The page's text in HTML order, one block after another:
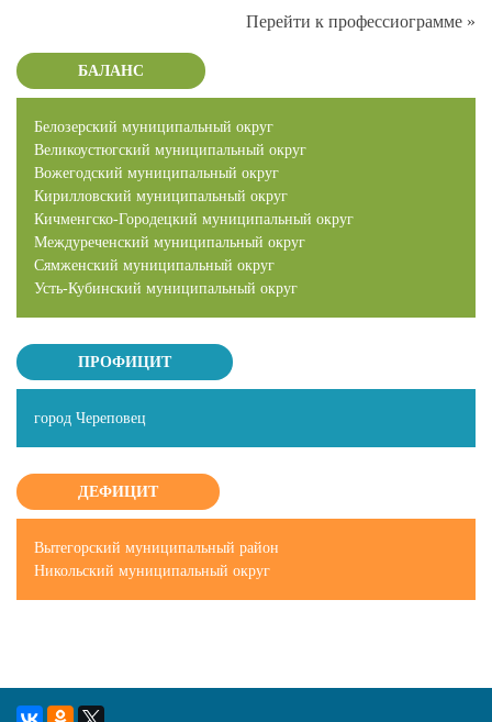
Перейти к профессиограмме »
БАЛАНС
Белозерский муниципальный округ
Великоустюгский муниципальный округ
Вожегодский муниципальный округ
Кирилловский муниципальный округ
Кичменгско-Городецкий муниципальный округ
Междуреченский муниципальный округ
Сямженский муниципальный округ
Усть-Кубинский муниципальный округ
ПРОФИЦИТ
город Череповец
ДЕФИЦИТ
Вытегорский муниципальный район
Никольский муниципальный округ